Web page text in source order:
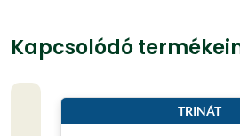
Kapcsolódó
TRINÁT